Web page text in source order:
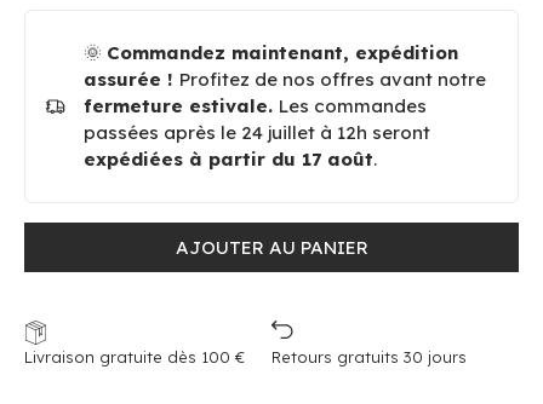
🌞 Commandez maintenant, expédition
assurée ! Profitez de nos offres avant notre
fermeture estivale. Les commandes
passées après le 24 juillet à 12h seront
expédiées à partir du 17 août.
AJOUTER AU PANIER
Livraison gratuite dès 100 € Retours gratuits 30 jours